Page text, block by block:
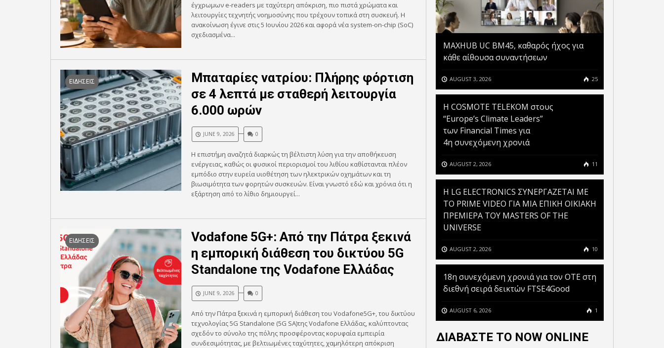
έγχρωμων e-readers με ταχύτερη απόκριση, πιο πιστά χρώματα και
λειτουργίες τεχνητής νοημοσύνης που τρέχουν τοπικά στη συσκευή. Η
ανακοίνωση έγινε στις 5 Ιουνίου 2026 και αφορά νέα system-on-chip (SoC)
σχεδιασμένα...
ΕΙΔΗΣΕΙΣ
Μπαταρίες νατρίου: Πλήρης φόρτιση
σε 4 λεπτά με σταθερή λειτουργία
6.000 ωρών
JUNE 9, 2026 0
Η επιστήμη αναζητά διαρκώς τη βέλτιστη λύση για την αποθήκευση
ενέργειας, καθώς οι φυσικοί περιορισμοί του λιθίου καθίστανται πλέον
εμπόδιο στην ευρεία υιοθέτηση των ηλεκτρικών οχημάτων και τη
βιωσιμότητα των φορητών συσκευών. Είναι γνωστό εδώ και χρόνια ότι η
εξάρτηση από το λίθιο δημιουργεί...
ΕΙΔΗΣΕΙΣ
Vodafone 5G+: Από την Πάτρα ξεκινά
η εμπορική διάθεση του δικτύου 5G
Standalone της Vodafone Ελλάδας
JUNE 9, 2026 0
Από την Πάτρα ξεκινά η εμπορική διάθεση του Vodafone5G+, του δικτύου
τεχνολογίας 5G Standalone (5G SA)της Vodafone Ελλάδας, καλύπτοντας
σχεδόν το σύνολο της πόλης προσφέροντας κορυφαία εμπειρία
συνδεσιμότητας, με βελτιωμένες ταχύτητες, χαμηλότερη απόκριση
MAXHUB UC BM45, καθαρός ήχος για
κάθε αίθουσα συναντήσεων
AUGUST 3, 2026 25
Η COSMOTE TELEKOM στους
“Europe’s Climate Leaders”
των Financial Times για
4η συνεχόμενη χρονιά
AUGUST 2, 2026 11
H LG ELECTRONICS ΣΥΝΕΡΓΑΖΕΤΑΙ ΜΕ
ΤΟ PRIME VIDEO ΓΙΑ ΜΙΑ ΕΠΙΚΗ ΟΙΚΙΑΚΗ
ΠΡΕΜΙΕΡΑ ΤΟΥ MASTERS OF THE
UNIVERSE
AUGUST 2, 2026 10
18η συνεχόμενη χρονιά για τον ΟΤΕ στη
διεθνή σειρά δεικτών FTSE4Good
AUGUST 6, 2026 1
ΔΙΑΒΑΣΤΕ ΤΟ NOW ONLINE